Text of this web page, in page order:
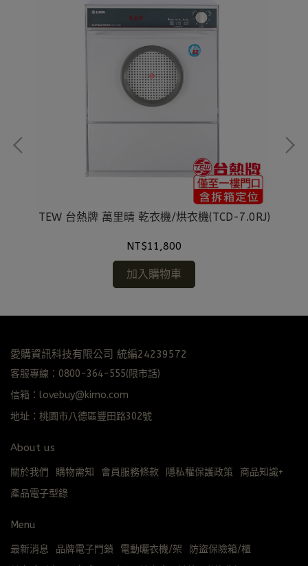
TEW 台熱牌 萬里晴 乾衣機/烘衣機(TCD-7.0RJ)
NT$11,800
加入購物車
愛購資訊科技有限公司 統編24239572
客服專線：0800-364-555(限市話)
信箱：lovebuy@kimo.com
地址：桃園市八德區豐田路302號
About us
關於我們 購物需知 會員服務條款 隱私權保護政策
商品知識+
產品電子型錄
Menu
最新消息 品牌電子門鎖 電動曬衣機/架
防盜保險箱/櫃